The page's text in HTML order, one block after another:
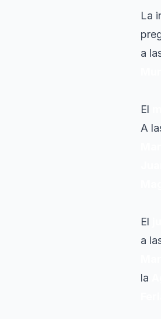
La
a
El
A
El
a
la